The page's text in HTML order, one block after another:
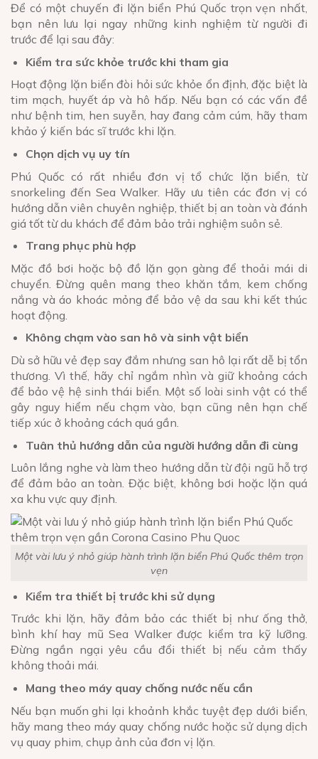
Để có một chuyến đi lặn biển Phú Quốc trọn vẹn nhất,
bạn nên lưu lại ngay những kinh nghiệm từ người đi
trước để lại sau đây:
Kiểm tra sức khỏe trước khi tham gia
Hoạt động lặn biển đòi hỏi sức khỏe ổn định, đặc biệt là
tim mạch, huyết áp và hô hấp. Nếu bạn có các vấn đề
như bệnh tim, hen suyễn, hay đang cảm cúm, hãy tham
khảo ý kiến bác sĩ trước khi lặn.
Chọn dịch vụ uy tín
Phú Quốc có rất nhiều đơn vị tổ chức lặn biển, từ
snorkeling đến Sea Walker. Hãy ưu tiên các đơn vị có
hướng dẫn viên chuyên nghiệp, thiết bị an toàn và đánh
giá tốt từ du khách để đảm bảo trải nghiệm suôn sẻ.
Trang phục phù hợp
Mặc đồ bơi hoặc bộ đồ lặn gọn gàng để thoải mái di
chuyển. Đừng quên mang theo khăn tắm, kem chống
nắng và áo khoác mỏng để bảo vệ da sau khi kết thúc
hoạt động.
Không chạm vào san hô và sinh vật biển
Dù sở hữu vẻ đẹp say đắm nhưng san hô lại rất dễ bị tổn
thương. Vì thế, hãy chỉ ngắm nhìn và giữ khoảng cách
để bảo vệ hệ sinh thái biển. Một số loài sinh vật có thể
gây nguy hiểm nếu chạm vào, bạn cũng nên hạn chế
tiếp xúc ở khoảng cách quá gần.
Tuân thủ hướng dẫn của người hướng dẫn đi cùng
Luôn lắng nghe và làm theo hướng dẫn từ đội ngũ hỗ trợ
để đảm bảo an toàn. Đặc biệt, không bơi hoặc lặn quá
xa khu vực quy định.
Một vài lưu ý nhỏ giúp hành trình lặn biển Phú Quốc thêm trọn
vẹn
Kiểm tra thiết bị trước khi sử dụng
Trước khi lặn, hãy đảm bảo các thiết bị như ống thở,
bình khí hay mũ Sea Walker được kiểm tra kỹ lưỡng.
Đừng ngần ngại yêu cầu đổi thiết bị nếu cảm thấy
không thoải mái.
Mang theo máy quay chống nước nếu cần
Nếu bạn muốn ghi lại khoảnh khắc tuyệt đẹp dưới biển,
hãy mang theo máy quay chống nước hoặc sử dụng dịch
vụ quay phim, chụp ảnh của đơn vị lặn.